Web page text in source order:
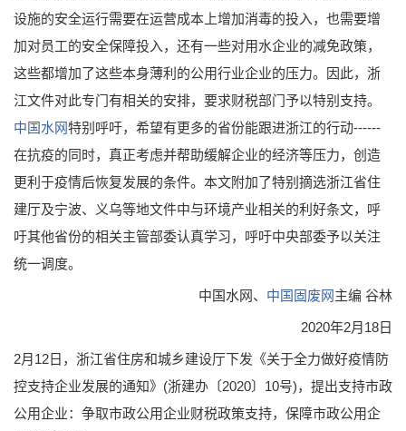
设施的安全运行需要在运营成本上增加消毒的投入，也需要增
加对员工的安全保障投入，还有一些对用水企业的减免政策，
这些都增加了这些本身薄利的公用行业企业的压力。因此，浙
江文件对此专门有相关的安排，要求财税部门予以特别支持。
中国水网特别呼吁，希望有更多的省份能跟进浙江的行动------
在抗疫的同时，真正考虑并帮助缓解企业的经济等压力，创造
更利于疫情后恢复发展的条件。本文附加了特别摘选浙江省住
建厅及宁波、义乌等地文件中与环境产业相关的利好条文，呼
吁其他省份的相关主管部委认真学习，呼吁中央部委予以关注
统一调度。
中国水网、 中国固废网主编 谷林
2020年2月18日
2月12日，浙江省住房和城乡建设厅下发《关于全力做好疫情防
控支持企业发展的通知》(浙建办〔2020〕10号)，提出支持市政
公用企业：争取市政公用企业财税政策支持，保障市政公用企